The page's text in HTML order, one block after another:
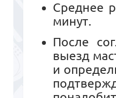
Среднее
минут.
После
выезд
и